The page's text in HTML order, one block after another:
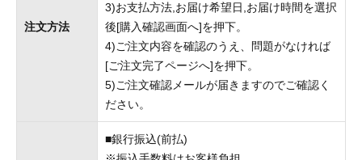
注文方法
3)お支払方法,お届け希望日,お届け時間を選択
後[購入確認画面へ]を押下。
4)ご注文内容を確認のうえ、問題がなければ
[ご注文完了ページへ]を押下。
5)ご注文確認メールが届きますのでご確認く
ださい。
■銀行振込(前払)